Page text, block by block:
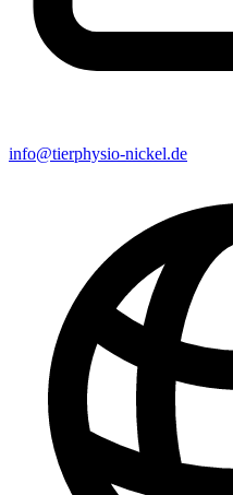
info@tierphysio-nickel.de